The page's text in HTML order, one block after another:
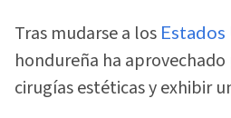
Tras mudarse a los Estados
hondureña ha
cirugías estéticas y exhibir